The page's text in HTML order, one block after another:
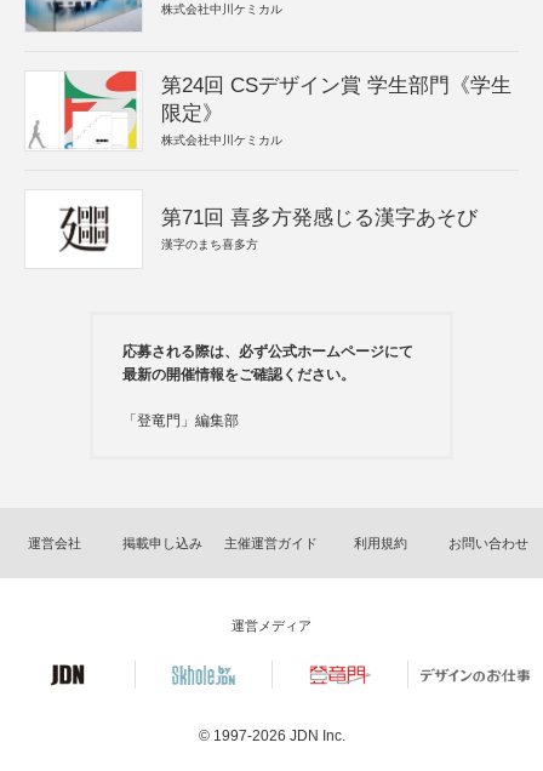
株式会社中川ケミカル
第24回 CSデザイン賞 学生部門《学生
限定》
株式会社中川ケミカル
第71回 喜多方発感じる漢字あそび
漢字のまち喜多方
応募される際は、必ず公式ホームページにて
最新の開催情報をご確認ください。
「登竜門」編集部
運営会社 掲載申し込み 主催運営ガイド 利用規約 お問い合わせ
運営メディア
© 1997-2026 JDN Inc.